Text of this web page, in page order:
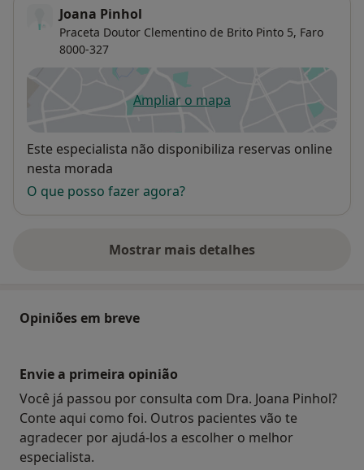
Joana Pinhol
Praceta Doutor Clementino de Brito Pinto 5, Faro
8000-327
Ampliar o mapaabre num novo separador
Disponibilidade
Este especialista não disponibiliza reservas online
nesta morada
O que posso fazer agora?
Mostrar mais detalhes
sobre o endereço
Opiniões em breve
Envie a primeira opinião
Você já passou por consulta com Dra. Joana Pinhol?
Conte aqui como foi. Outros pacientes vão te
agradecer por ajudá-los a escolher o melhor
especialista.